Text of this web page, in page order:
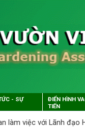
- SỰ
ĐIỂN HÌNH
TIẾN
đạo Hội Làm vườn